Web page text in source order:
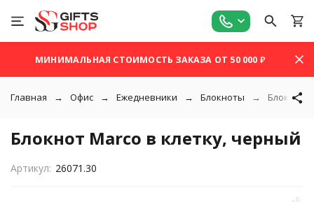
МИНИМАЛЬНАЯ СТОИМОСТЬ ЗАКАЗА ОТ 50 000 ₽
Главная Офис Ежедневники Блокноты Блокнот
Блокнот Marco в клетку, черный
Артикул: 26071.30